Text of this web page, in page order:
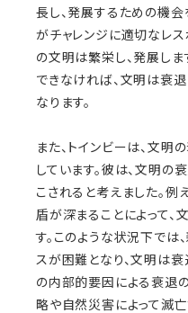
長し、発展するための機
がチャレンジに適切なレ
の文明は繁栄し、発展しま
できなければ、文明は衰
なります。
また、トインビーは、文
しています。彼は、文明の
こされると考えました。例
盾が深まることによって、
す。このような状況下では
スが困難となり、文明は衰
の内部的要因による衰退
略や自然災害によって滅